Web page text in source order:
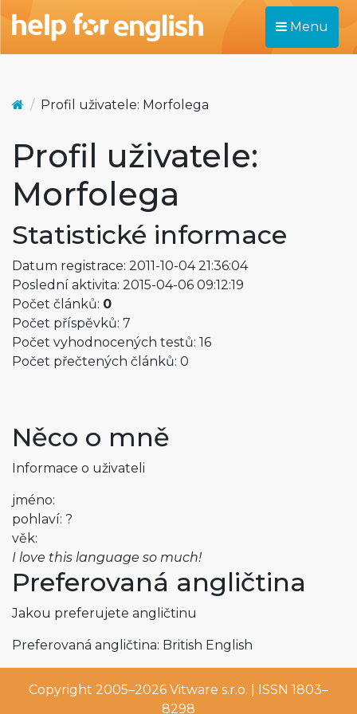
Menu
Profil uživatele: Morfolega
Profil uživatele:
Morfolega
Statistické informace
Datum registrace: 2011-10-04 21:36:04
Poslední aktivita: 2015-04-06 09:12:19
Počet článků: 0
Počet příspěvků: 7
Počet vyhodnocených testů: 16
Počet přečtených článků: 0
Něco o mně
Informace o uživateli
jméno:
pohlaví: ?
věk:
I love this language so much!
Preferovaná angličtina
Jakou preferujete angličtinu
Preferovaná angličtina: British English
Copyright 2005–2026 Vitware s.r.o. | ISSN 1803–
8298